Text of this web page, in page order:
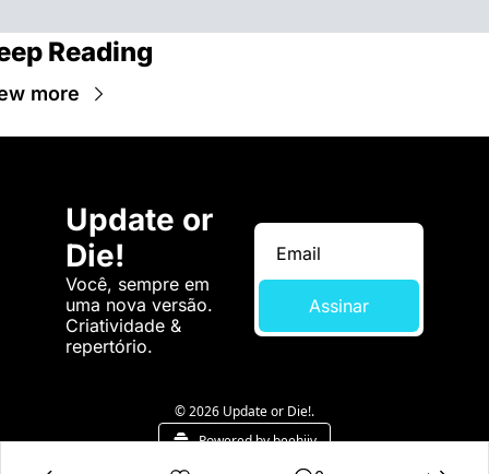
Reading
more
Update or
Die!
Você, sempre em
uma nova versão.
Criatividade &
repertório.
Assinar
© 2026 Update or Die!.
Powered by beehiiv